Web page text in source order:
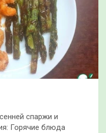
спаржи и
Горячие блюда